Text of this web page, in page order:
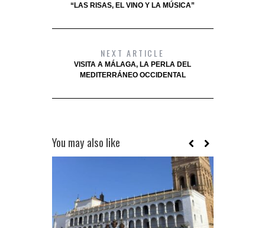
“LAS RISAS, EL VINO Y LA MÚSICA”
NEXT ARTICLE
VISITA A MÁLAGA, LA PERLA DEL
MEDITERRÁNEO OCCIDENTAL
You may also like